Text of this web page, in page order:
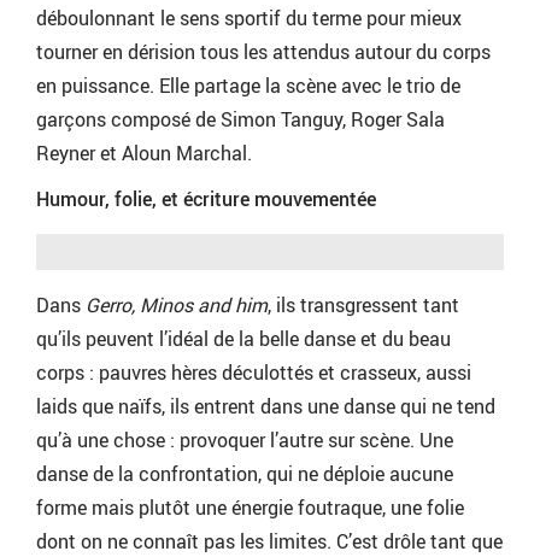
déboulonnant le sens sportif du terme pour mieux
tourner en dérision tous les attendus autour du corps
en puissance. Elle partage la scène avec le trio de
garçons composé de Simon Tanguy, Roger Sala
Reyner et Aloun Marchal.
Humour, folie, et écriture mouvementée
Dans Gerro, Minos and him, ils transgressent tant
qu’ils peuvent l’idéal de la belle danse et du beau
corps : pauvres hères déculottés et crasseux, aussi
laids que naïfs, ils entrent dans une danse qui ne tend
qu’à une chose : provoquer l’autre sur scène. Une
danse de la confrontation, qui ne déploie aucune
forme mais plutôt une énergie foutraque, une folie
dont on ne connaît pas les limites. C’est drôle tant que